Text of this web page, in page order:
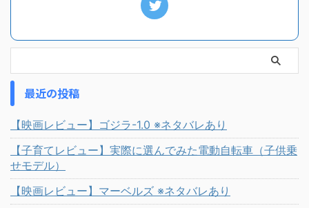
最近の投稿
【映画レビュー】ゴジラ-1.0 ※ネタバレあり
【子育てレビュー】実際に選んでみた電動自転車（子供乗
せモデル）
【映画レビュー】マーベルズ ※ネタバレあり